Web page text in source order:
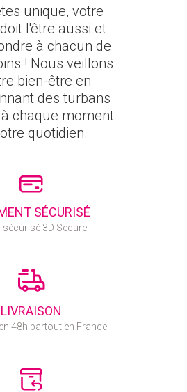
unique, votre
l'être aussi et
à chacun de
! Nous veillons
bien-être en
des turbans
chaque moment
quotidien.
SÉCURISÉ
sécurisé 3D Secure
LIVRAISON
48h partout en France